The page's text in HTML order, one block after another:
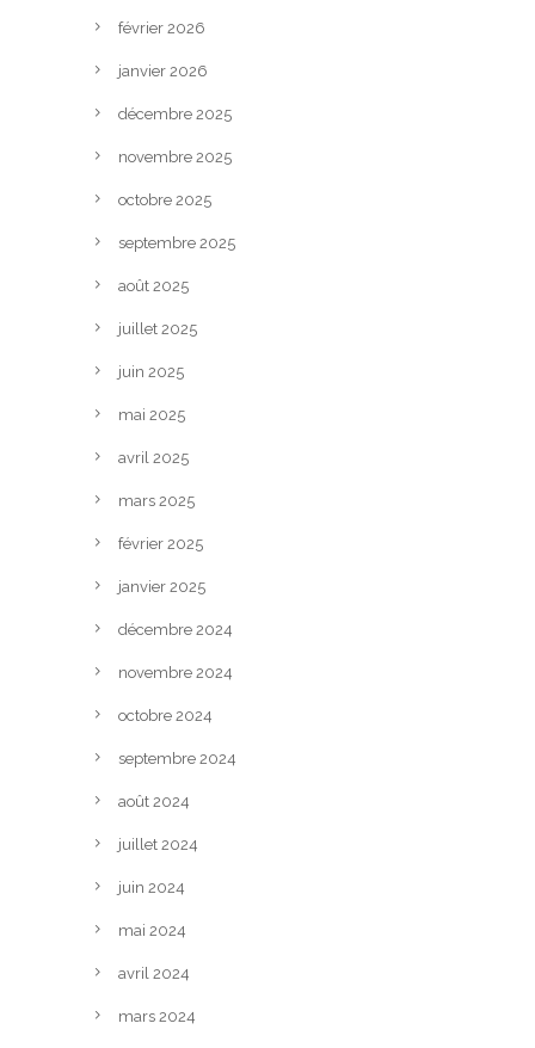
février 2026
janvier 2026
décembre 2025
novembre 2025
octobre 2025
septembre 2025
août 2025
juillet 2025
juin 2025
mai 2025
avril 2025
mars 2025
février 2025
janvier 2025
décembre 2024
novembre 2024
octobre 2024
septembre 2024
août 2024
juillet 2024
juin 2024
mai 2024
avril 2024
mars 2024